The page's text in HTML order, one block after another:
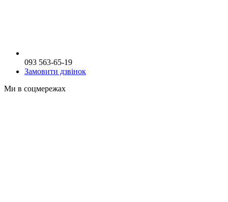
093 563-65-19
Замовити дзвінок
Ми в соцмережах